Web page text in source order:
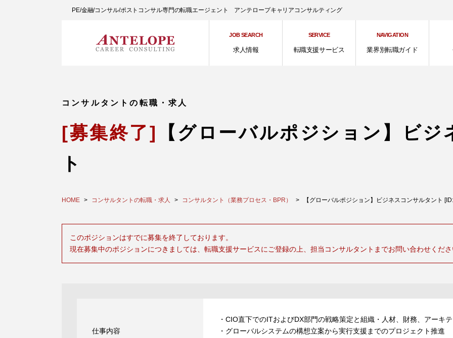
PE/金融/コンサル/ポストコンサル専門の転職エージェント アンテロープキャリアコンサルティング
JOB SEARCH
求人情報
SERVICE
転職支援サービス
NAVIGATION
業界別転職ガイド
コンサルタントの転職・求人
[募集終了]
【グローバルポジション】ビ
ト
HOME コンサルタントの転職・求人 コンサルタント（業務プロセス・BPR） 【グローバルポジション】ビジネスコンサルタント
このポジションはすでに募集を終了しております。
現在募集中のポジションにつきましては、転職支援サービスにご登録の上、担当コンサルタントまでお問い合わせくだ
仕事内容
・CIO直下でのITおよびDX部門の戦略策定と組織・人材、財務、アーキ
・グローバルシステムの構想立案から実行支援までのプロジェクト推進